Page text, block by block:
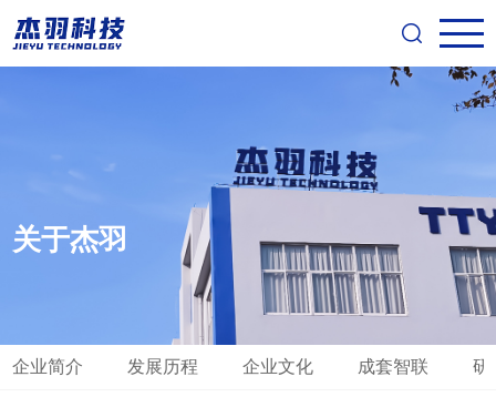
关于杰羽
企业简介 发展历程 企业文化 成套智联 研